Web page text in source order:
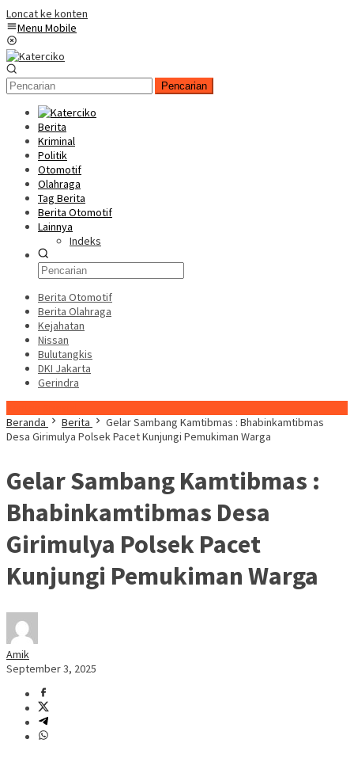
Loncat ke konten
Menu Mobile
Pencarian
Berita
Kriminal
Politik
Otomotif
Olahraga
Tag Berita
Berita Otomotif
Lainnya
Indeks
Berita Otomotif
Berita Olahraga
Kejahatan
Nissan
Bulutangkis
DKI Jakarta
Gerindra
Beranda
Berita
Gelar Sambang Kamtibmas : Bhabinkamtibmas
Desa Girimulya Polsek Pacet Kunjungi Pemukiman Warga
Gelar Sambang Kamtibmas :
Bhabinkamtibmas Desa
Girimulya Polsek Pacet
Kunjungi Pemukiman Warga
Amik
September 3, 2025